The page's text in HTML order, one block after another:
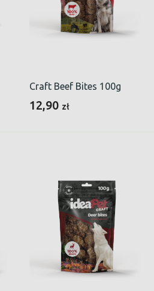
Craft Beef Bites 100g
12,90 zł